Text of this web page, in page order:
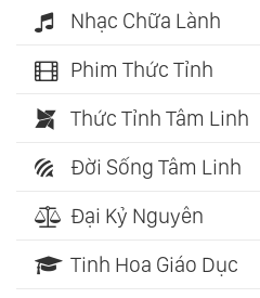
Nhạc Chữa Lành
Phim Thức Tỉnh
Thức Tỉnh Tâm Linh
Đời Sống Tâm Linh
Đại Kỷ Nguyên
Tinh Hoa Giáo Dục